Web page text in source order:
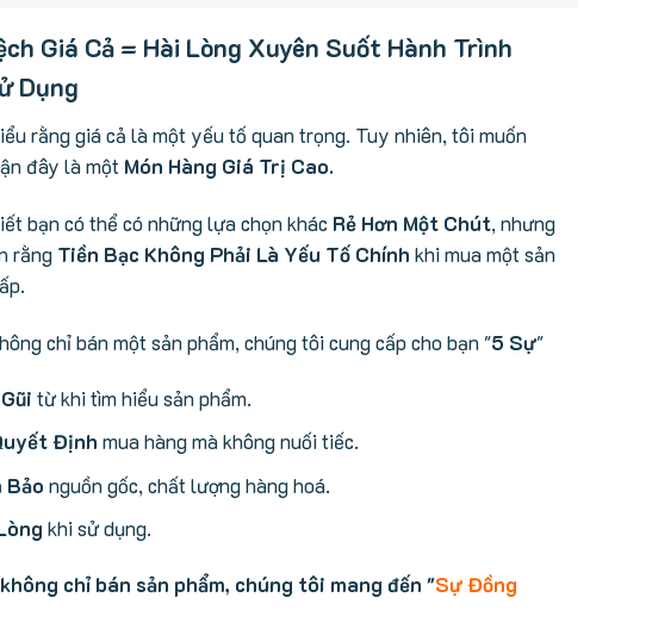
Giá Cả = Hài Lòng Xuyên Suốt Hành Trình
Dụng
rằng giá cả là một yếu tố quan trọng. Tuy nhiên, tôi muốn
đây là một Món Hàng Giá Trị Cao.
bạn có thể có những lựa chọn khác Rẻ Hơn Một Chút, nhưng
rằng Tiền Bạc Không Phải Là Yếu Tố Chính khi mua một sản
chỉ bán một sản phẩm, chúng tôi cung cấp cho bạn "5 Sự"
từ khi tìm hiểu sản phẩm.
Định mua hàng mà không nuối tiếc.
Bảo nguồn gốc, chất lượng hàng hoá.
khi sử dụng.
chỉ bán sản phẩm, chúng tôi mang đến "Sự Đồng